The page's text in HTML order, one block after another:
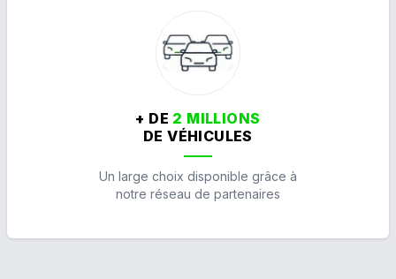
+ DE 2 MILLIONS
DE VÉHICULES
Un large choix disponible grâce à
notre réseau de partenaires